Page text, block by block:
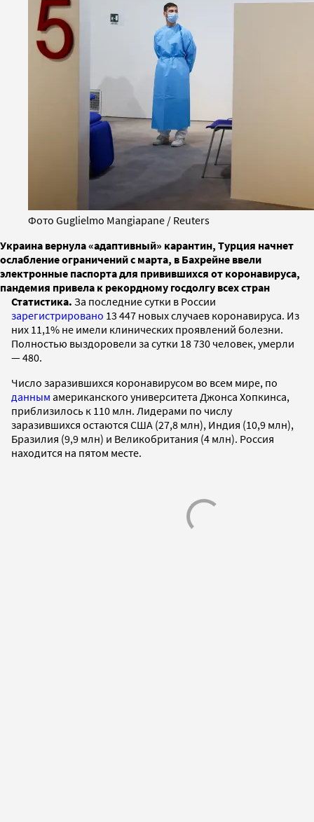
Фото Guglielmo Mangiapane / Reuters
Украина вернула «адаптивный» карантин, Турция начнет
ослабление ограничений с марта, в Бахрейне ввели
электронные паспорта для привившихся от коронавируса,
пандемия привела к рекордному госдолгу всех стран
Статистика. За последние сутки в России
зарегистрировано 13 447 новых случаев коронавируса. Из
них 11,1% не имели клинических проявлений болезни.
Полностью выздоровели за сутки 18 730 человек, умерли
— 480.
Число заразившихся коронавирусом во всем мире, по
данным американского университета Джонса Хопкинса,
приблизилось к 110 млн. Лидерами по числу
заразившихся остаются США (27,8 млн), Индия (10,9 млн),
Бразилия (9,9 млн) и Великобритания (4 млн). Россия
находится на пятом месте.